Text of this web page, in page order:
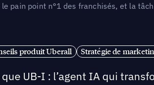
le pain point n°1 des franchisés, et la
produit Uberall Stratégie de
que UB-I : l’agent IA qui